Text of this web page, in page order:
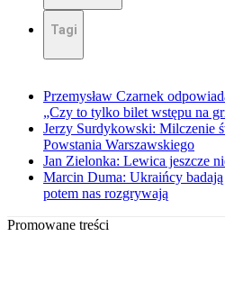
Tagi
Przemysław Czarnek
„Czy to tylko bilet wstępu na
Jerzy Surdykowski: Milczenie
Powstania Warszawskiego
Jan Zielonka: Lewica jeszcze
Marcin Duma: Ukraińcy badają
potem nas rozgrywają
Promowane treści